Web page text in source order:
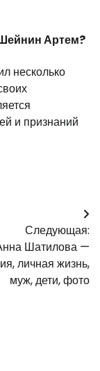
Артем?
несколько
и признаний
Следующая:
Шатилова —
личная жизнь,
муж, дети, фото